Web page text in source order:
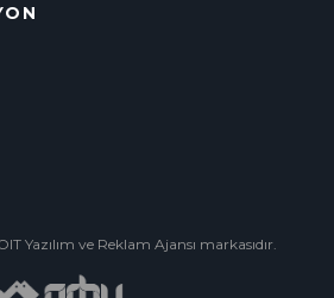
Yazılım ve Reklam Ajansı markasıdır.